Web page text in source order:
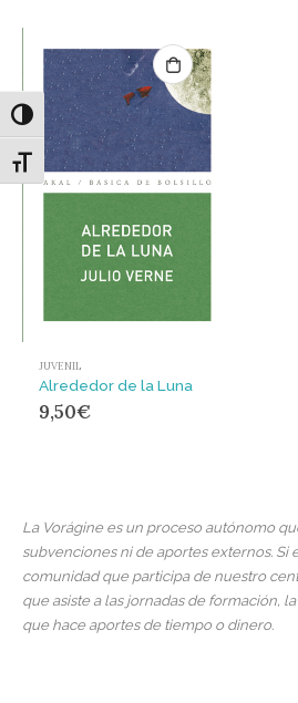
Alternar alto contraste
Alternar tamaño de letra
JUVENIL
Alrededor de la Luna
9,50€
La Vorágine es un proceso autónomo
subvenciones ni de aportes externos. Si
comunidad que participa de nuestro
que asiste a las jornadas de formación,
que hace aportes de tiempo o dinero.